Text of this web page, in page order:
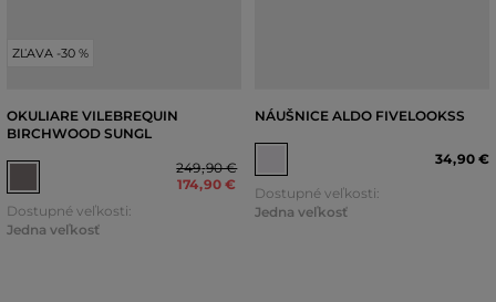
ZĽAVA -30 %
OKULIARE VILEBREQUIN
BIRCHWOOD SUNGL
249,90 €
174,90 €
Dostupné veľkosti:
Jedna veľkosť
NÁUŠNICE ALDO FIVELOOKSS
34,90 €
Dostupné veľkosti:
Jedna veľkosť